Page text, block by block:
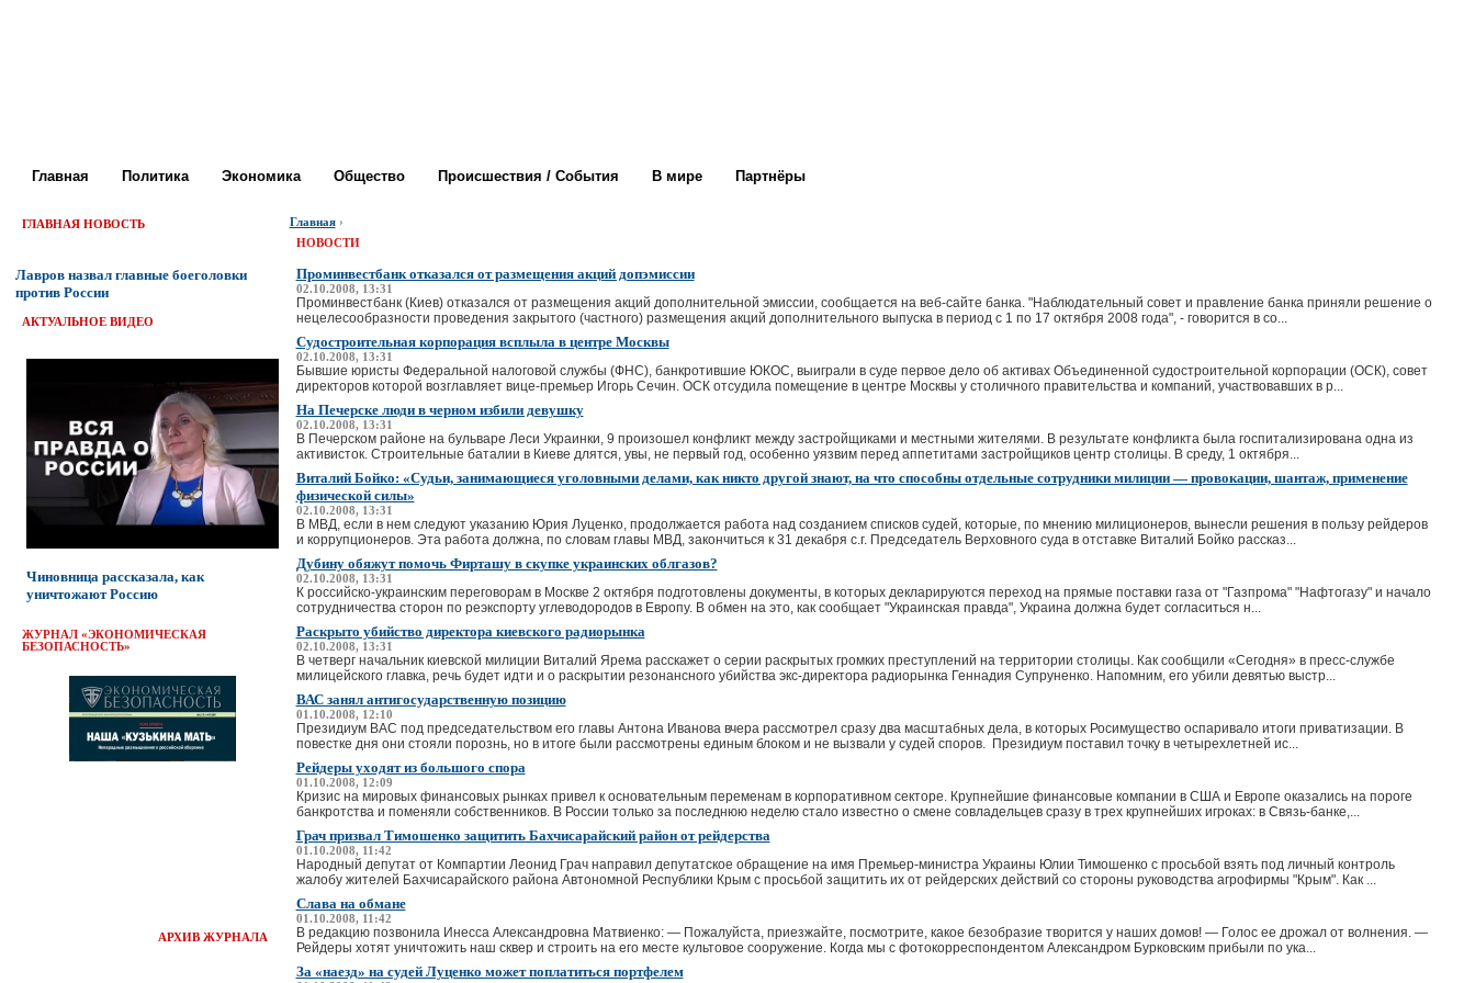
Главная Политика Экономика Общество Происшествия / События В мире Партнёры
ГЛАВНАЯ НОВОСТЬ
Лавров назвал главные боеголовки
против России
АКТУАЛЬНОЕ ВИДЕО
Чиновница рассказала, как
уничтожают Россию
ЖУРНАЛ «ЭКОНОМИЧЕСКАЯ
БЕЗОПАСНОСТЬ»
АРХИВ ЖУРНАЛА
Главная›
НОВОСТИ
Проминвестбанк отказался от размещения акций допэмиссии
02.10.2008, 13:31
Проминвестбанк (Киев) отказался от размещения акций дополнительной эмиссии, сообщается на веб-сайте банка. "Наблюдательный совет и правление банка приняли решение о
нецелесообразности проведения закрытого (частного) размещения акций дополнительного выпуска в период с 1 по 17 октября 2008 года", - говорится в со...
Судостроительная корпорация всплыла в центре Москвы
02.10.2008, 13:31
Бывшие юристы Федеральной налоговой службы (ФНС), банкротившие ЮКОС, выиграли в суде первое дело об активах Объединенной судостроительной корпорации (ОСК), совет
директоров которой возглавляет вице-премьер Игорь Сечин. ОСК отсудила помещение в центре Москвы у столичного правительства и компаний, участвовавших в р...
На Печерске люди в черном избили девушку
02.10.2008, 13:31
В Печерском районе на бульваре Леси Украинки, 9 произошел конфликт между застройщиками и местными жителями. В результате конфликта была госпитализирована одна из
активисток. Строительные баталии в Киеве длятся, увы, не первый год, особенно уязвим перед аппетитами застройщиков центр столицы. В среду, 1 октября...
Виталий Бойко: «Судьи, занимающиеся уголовными делами, как никто другой знают, на что способны отдельные сотрудники милиции — провокации, шантаж, применение
физической силы»
02.10.2008, 13:31
В МВД, если в нем следуют указанию Юрия Луценко, продолжается работа над созданием списков судей, которые, по мнению милиционеров, вынесли решения в пользу рейдеров
и коррупционеров. Эта работа должна, по словам главы МВД, закончиться к 31 декабря с.г. Председатель Верховного суда в отставке Виталий Бойко рассказ...
Дубину обяжут помочь Фирташу в скупке украинских облгазов?
02.10.2008, 13:31
К российско-украинским переговорам в Москве 2 октября подготовлены документы, в которых декларируются переход на прямые поставки газа от "Газпрома" "Нафтогазу" и начало
сотрудничества сторон по реэкспорту углеводородов в Европу. В обмен на это, как сообщает "Украинская правда", Украина должна будет согласиться н...
Раскрыто убийство директора киевского радиорынка
02.10.2008, 13:31
В четверг начальник киевской милиции Виталий Ярема расскажет о серии раскрытых громких преступлений на территории столицы. Как сообщили «Сегодня» в пресс-службе
милицейского главка, речь будет идти и о раскрытии резонансного убийства экс-директора радиорынка Геннадия Супруненко. Напомним, его убили девятью выстр...
ВАС занял антигосударственную позицию
01.10.2008, 12:10
Президиум ВАС под председательством его главы Антона Иванова вчера рассмотрел сразу два масштабных дела, в которых Росимущество оспаривало итоги приватизации. В
повестке дня они стояли порознь, но в итоге были рассмотрены единым блоком и не вызвали у судей споров. Президиум поставил точку в четырехлетней ис...
Рейдеры уходят из большого спора
01.10.2008, 12:09
Кризис на мировых финансовых рынках привел к основательным переменам в корпоративном секторе. Крупнейшие финансовые компании в США и Европе оказались на пороге
банкротства и поменяли собственников. В России только за последнюю неделю стало известно о смене совладельцев сразу в трех крупнейших игроках: в Связь-банке,...
Грач призвал Тимошенко защитить Бахчисарайский район от рейдерства
01.10.2008, 11:42
Народный депутат от Компартии Леонид Грач направил депутатское обращение на имя Премьер-министра Украины Юлии Тимошенко с просьбой взять под личный контроль
жалобу жителей Бахчисарайского района Автономной Республики Крым с просьбой защитить их от рейдерских действий со стороны руководства агрофирмы "Крым". Как ...
Слава на обмане
01.10.2008, 11:42
В редакцию позвонила Инесса Александровна Матвиенко: — Пожалуйста, приезжайте, посмотрите, какое безобразие творится у наших домов! — Голос ее дрожал от волнения. —
Рейдеры хотят уничтожить наш сквер и строить на его месте культовое сооружение. Когда мы с фотокорреспондентом Александром Бурковским прибыли по ука...
За «наезд» на судей Луценко может поплатиться портфелем